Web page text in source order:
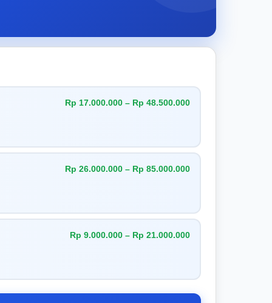
Rp 17.000.000 – Rp 48.500.000
Rp 26.000.000 – Rp 85.000.000
Rp 9.000.000 – Rp 21.000.000